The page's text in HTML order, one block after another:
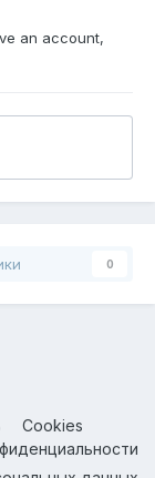
an account,
0
Cookies